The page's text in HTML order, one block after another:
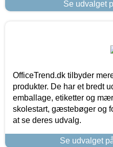
Se udvalget
OfficeTrend.dk tilbyder
produkter. De har et bredt
emballage, etiketter og
skolestart, gæstebøger og
at se deres udvalg.
Se udvalget